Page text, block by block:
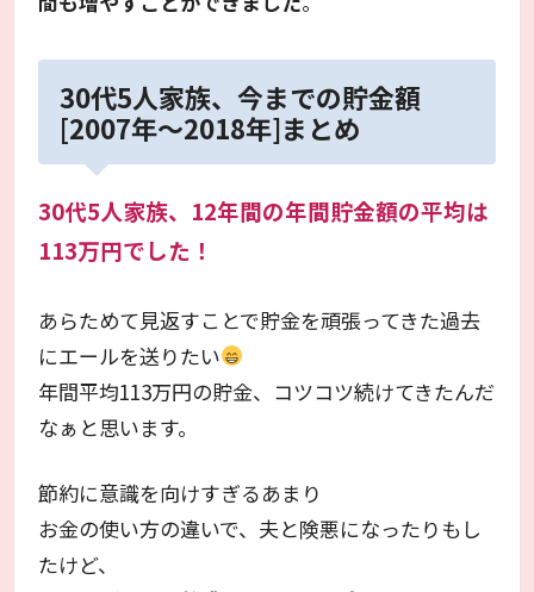
30代5人家族、今までの貯金額
[2007年～2018年]まとめ
30代5人家族、12年間の年間貯金額の平均は
113万円でした！
あらためて見返すことで貯金を頑張ってきた過去
にエールを送りたい
年間平均113万円の貯金、コツコツ続けてきたんだ
なぁと思います。
節約に意識を向けすぎるあまり
お金の使い方の違いで、夫と険悪になったりもし
たけど、